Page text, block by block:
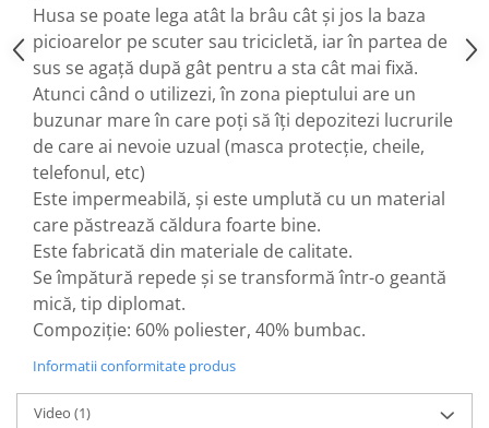
Chopper
Harley
⬇ MARCI
➔ Geeli
➔ RDB
➔ Volta
➔ Z-Tech
➔ Kuba
PIESE DE SCHIMB
Acceleratii
Baterii
Camere
Husa se poate lega atât la brâu cât și jos la baza
picioarelor pe scuter sau tricicletă, iar în partea de
sus se agață după gât pentru a sta cât mai fixă.
Atunci când o utilizezi, în zona pieptului are un
buzunar mare în care poți să îți depozitezi lucrurile
de care ai nevoie uzual (masca protecție, cheile,
telefonul, etc)
Este impermeabilă, și este umplută cu un material
care păstrează căldura foarte bine.
Este fabricată din materiale de calitate.
Se împătură repede și se transformă într-o geantă
mică, tip diplomat.
Compoziție: 60% poliester, 40% bumbac.
Informatii conformitate produs
Video (1)